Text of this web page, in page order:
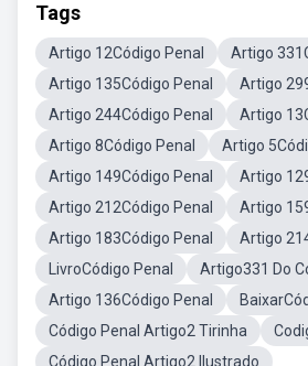
Tags
Artigo 12Código Penal
Artigo
Artigo 135Código Penal
Artigo
Artigo 244Código Penal
Artigo
Artigo 8Código Penal
Artigo
Artigo 149Código Penal
Artigo
Artigo 212Código Penal
Artigo
Artigo 183Código Penal
Artigo
LivroCódigo Penal
Artigo331 Do
Artigo 136Código Penal
Código Penal Artigo2 Tirinha
Código Penal Artigo2 Ilustrado